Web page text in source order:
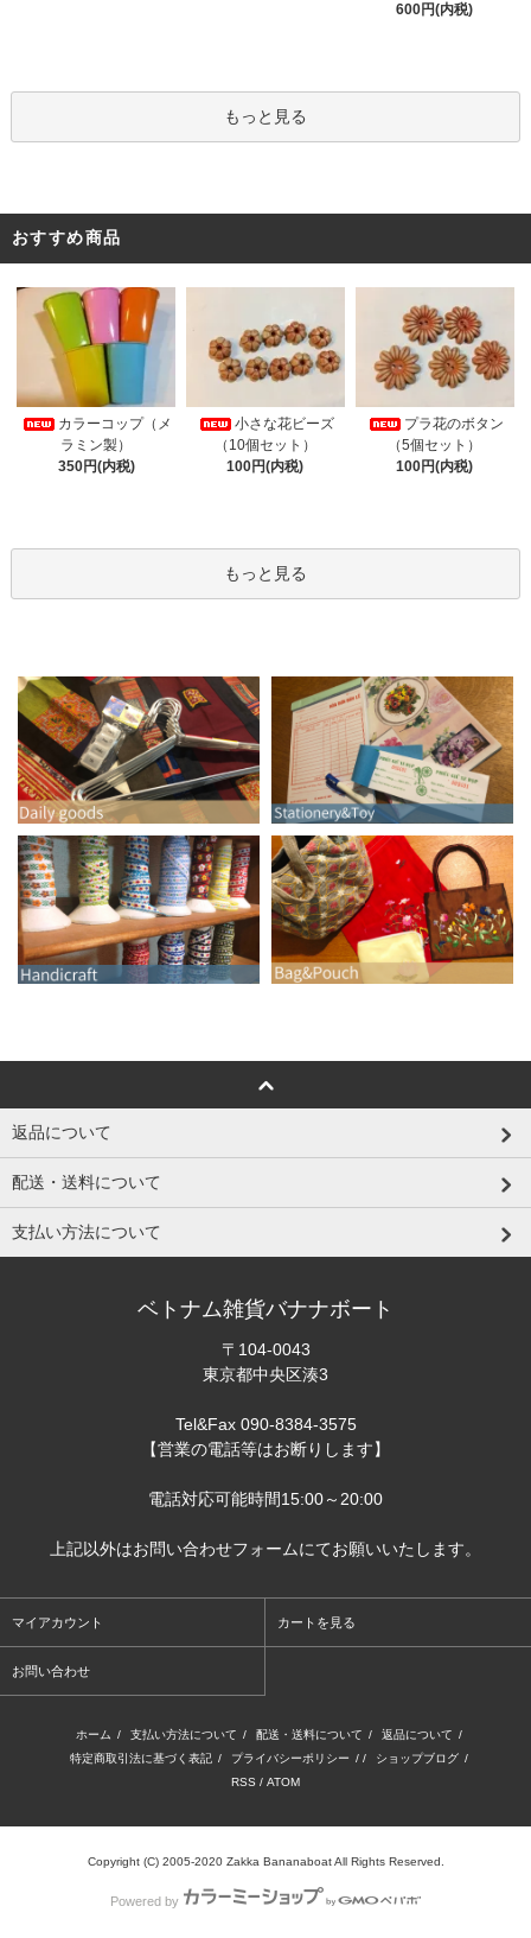
600円(内税)
もっと見る
おすすめ商品
カラーコップ（メ
ラミン製）
350円(内税)
小さな花ビーズ
（10個セット）
100円(内税)
プラ花のボタン
（5個セット）
100円(内税)
もっと見る
返品について
配送・送料について
支払い方法について
ベトナム雑貨バナナボート
〒104-0043
東京都中央区湊3
Tel&Fax 090-8384-3575
【営業の電話等はお断りします】
電話対応可能時間15:00～20:00
上記以外はお問い合わせフォームにてお願いいたします。
マイアカウント カートを見る
お問い合わせ
ホーム / 支払い方法について / 配送・送料について / 返品について /
特定商取引法に基づく表記 / プライバシーポリシー / / ショップブログ /
RSS / ATOM
Copyright (C) 2005-2020 Zakka Bananaboat All Rights Reserved.
Powered by